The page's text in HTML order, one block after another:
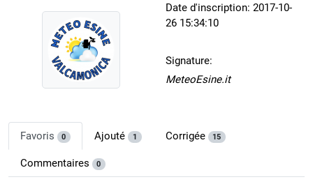
Date d'inscription: 2017-10-
26 15:34:10
Signature:
MeteoEsine.it
Favoris 0 Ajouté 1 Corrigée 15
Commentaires 0